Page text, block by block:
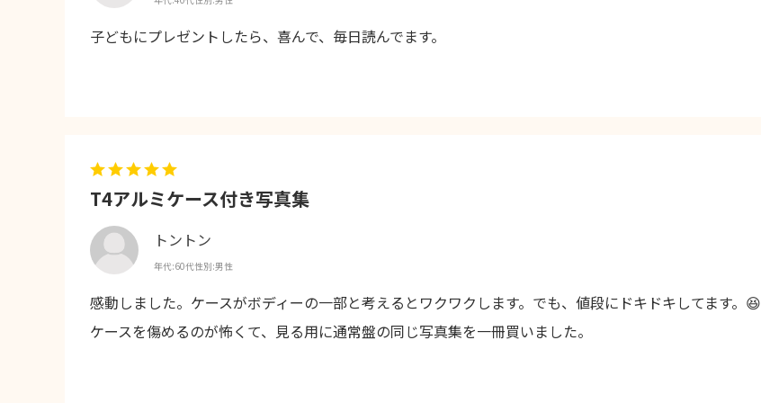
子どもにプレゼントしたら、喜んで、毎日読んでます。
T4アルミケース付き写真集
トントン
年代:60代性別:男性
感動しました。ケースがボディーの一部と考えるとワクワクします。でも、値段にドキドキしてます。😆
ケースを傷めるのが怖くて、見る用に通常盤の同じ写真集を一冊買いました。